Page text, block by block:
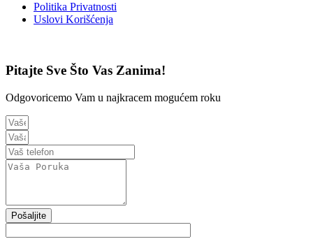
Politika Privatnosti
Uslovi Korišćenja
Pitajte Sve Što Vas Zanima!
Odgovoricemo Vam u najkracem mogućem roku
Pošaljite